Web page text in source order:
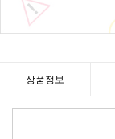
상품정보